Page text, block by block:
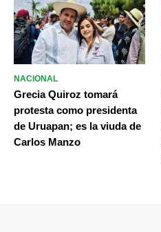
NACIONAL
Grecia Quiroz tomará
protesta como presidenta
de Uruapan; es la viuda de
Carlos Manzo